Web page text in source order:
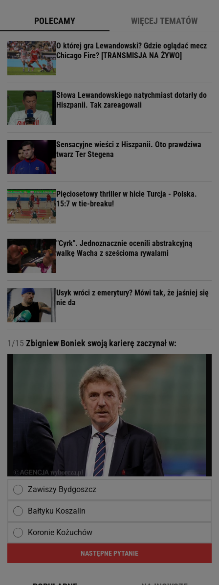
POLECAMY WIĘCEJ TEMATÓW
O której gra Lewandowski? Gdzie oglądać mecz
Chicago Fire? [TRANSMISJA NA ŻYWO]
Słowa Lewandowskiego natychmiast dotarły do
Hiszpanii. Tak zareagowali
Sensacyjne wieści z Hiszpanii. Oto prawdziwa
twarz Ter Stegena
Pięciosetowy thriller w hicie Turcja - Polska.
15:7 w tie-breaku!
"Cyrk". Jednoznacznie ocenili abstrakcyjną
walkę Wacha z sześcioma rywalami
Usyk wróci z emerytury? Mówi tak, że jaśniej się
nie da
1/15 Zbigniew Boniek swoją karierę zaczynał w:
Zawiszy Bydgoszcz
Bałtyku Koszalin
Koronie Kożuchów
NASTĘPNE PYTANIE